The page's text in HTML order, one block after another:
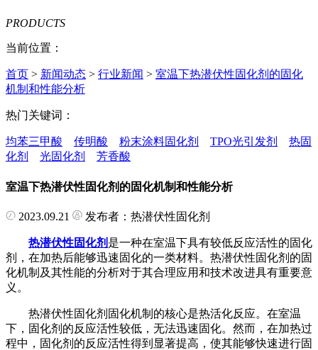
PRODUCTS
当前位置：
首页 > 新闻动态 > 行业新闻 > 室温下热潜伏性固化剂的固化
机制和性能分析
热门关键词：
均苯三甲酸 传明酸 粉末涂料固化剂 TPO光引发剂
热固
化剂
光固化剂 芳香酸
室温下热潜伏性固化剂的固化机制和性能分析
2023.09.21 发布者：热潜伏性固化剂
热潜伏性固化剂 是一种在室温下具有较低反应活性的固化
剂，在加热后能够迅速固化的一类材料。热潜伏性固化剂的固
化机制及其性能的分析对于其合理应用和技术改进具有重要意
义。
热潜伏性固化剂固化机制的核心是热活化反应。在室温
下，固化剂的反应活性较低，无法迅速固化。然而，在加热过
程中，固化剂的反应活性得到显著提高，使其能够快速进行固